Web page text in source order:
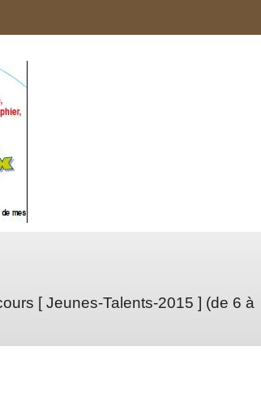
[ Jeunes-Talents-2015 ] (de 6 à